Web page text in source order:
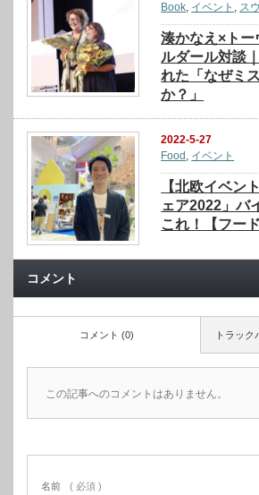
Book, イベント , ス
湊かなえ×ト
ルダール対談
れた「なぜミ
か？」
2022-5-27
Food , イベント
【北欧イベン
ェア2022」バ
これ！【フード
コメント
トラック
コメント (0)
この記事へのコメントはありません。
名前 ( 必須 )